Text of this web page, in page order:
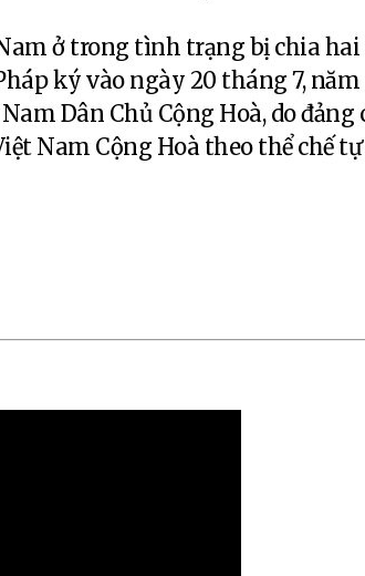
ở trong tình trạng bị chia hai
ký vào ngày 20 tháng 7, năm
Dân Chủ Cộng Hoà, do đảng
Nam Cộng Hoà theo thể chế tự